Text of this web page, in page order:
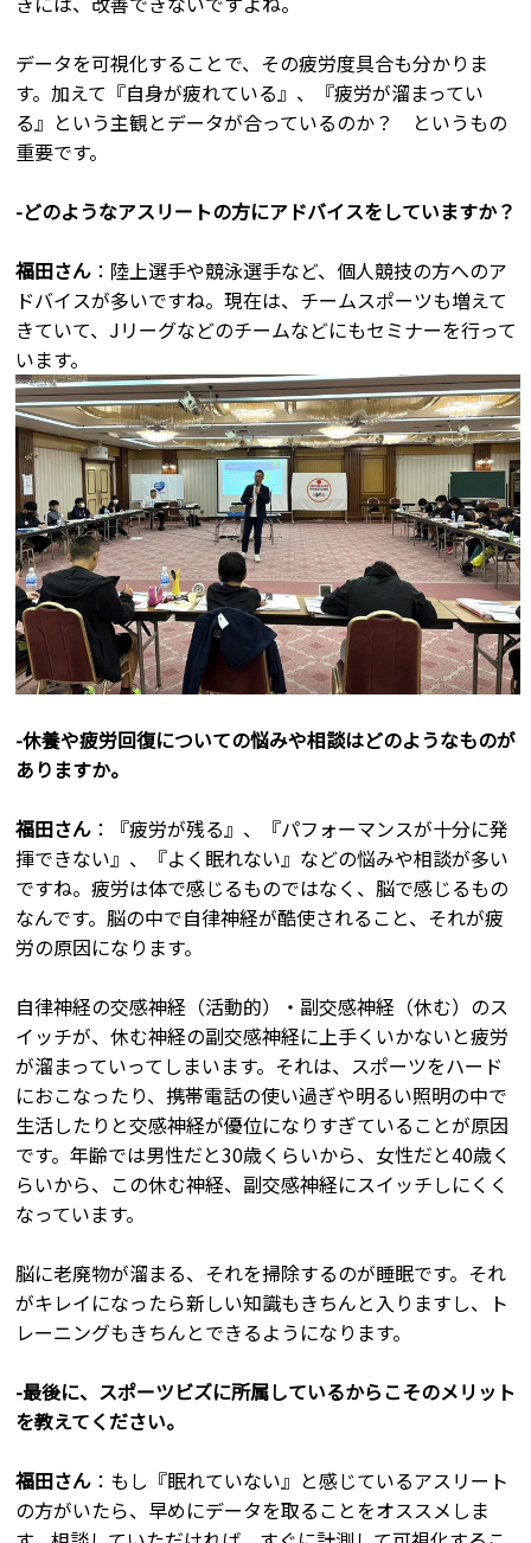
データを可視化することで、その疲労度具合も分かりま
す。加えて『自身が疲れている』、『疲労が溜まってい
る』という主観とデータが合っているのか？ というもの
重要です。
-どのようなアスリートの方にアドバイスをしていますか？
福田さん ：陸上選手や競泳選手など、個人競技の方へのア
ドバイスが多いですね。現在は、チームスポーツも増えて
きていて、Jリーグなどのチームなどにもセミナーを行って
います。
-休養や疲労回復についての悩みや相談はどのようなものが
ありますか。
福田さん ：『疲労が残る』、『パフォーマンスが十分に発
揮できない』、『よく眠れない』などの悩みや相談が多い
ですね。疲労は体で感じるものではなく、脳で感じるもの
なんです。脳の中で自律神経が酷使されること、それが疲
労の原因になります。
自律神経の交感神経（活動的）・副交感神経（休む）のス
イッチが、休む神経の副交感神経に上手くいかないと疲労
が溜まっていってしまいます。それは、スポーツをハード
におこなったり、携帯電話の使い過ぎや明るい照明の中で
生活したりと交感神経が優位になりすぎていることが原因
です。年齢では男性だと30歳くらいから、女性だと40歳く
らいから、この休む神経、副交感神経にスイッチしにくく
なっています。
脳に老廃物が溜まる、それを掃除するのが睡眠です。それ
がキレイになったら新しい知識もきちんと入りますし、ト
レーニングもきちんとできるようになります。
-最後に、スポーツビズに所属しているからこそのメリット
を教えてください。
福田さん ：もし『眠れていない』と感じているアスリート
の方がいたら、早めにデータを取ることをオススメしま